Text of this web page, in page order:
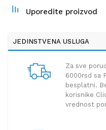
Uporedite proizvod
JEDINSTVENA USLUGA
Za sve
6000rsd sa
besplatni.
korisnike
vrednost